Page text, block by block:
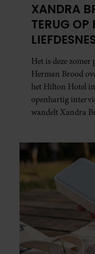
XANDRA
TERUG OP
BROOD:
GEBOREN”
Het is deze zomer
Herman Brood
het Hilton Hotel
openhartig
wandelt Xandra
Leidsedwarsstraat
herinneringen
samen en werd